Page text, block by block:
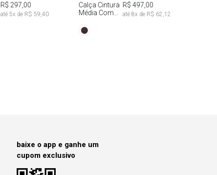
R$ 297,00
até 5x de R$ 59,40
Calça Cintura
Média Com
R$ 497,00
até8x deR$ 62,12
baixe o app e ganhe um
cupom exclusivo